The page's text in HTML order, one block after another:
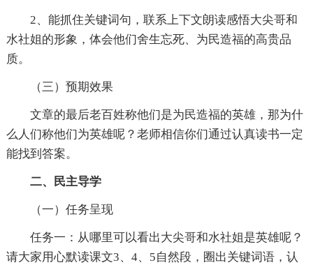
2、能抓住关键词句，联系上下文朗读感悟大尖哥和
水社姐的形象，体会他们舍生忘死、为民造福的高贵品
质。
（三）预期效果
文章的最后老百姓称他们是为民造福的英雄，那为什
么人们称他们为英雄呢？老师相信你们通过认真读书一定
能找到答案。
二、民主导学
（一）任务呈现
任务一：从哪里可以看出大尖哥和水社姐是英雄呢？
请大家用心默读课文3、4、5自然段，圈出关键词语，认